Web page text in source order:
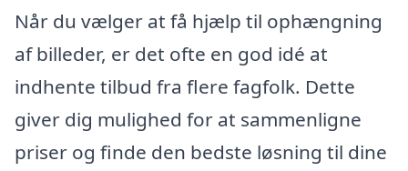
Når du vælger at få hjælp til ophængning
af billeder, er det ofte en god idé at
indhente tilbud fra flere fagfolk. Dette
giver dig mulighed for at sammenligne
priser og finde den bedste løsning til dine